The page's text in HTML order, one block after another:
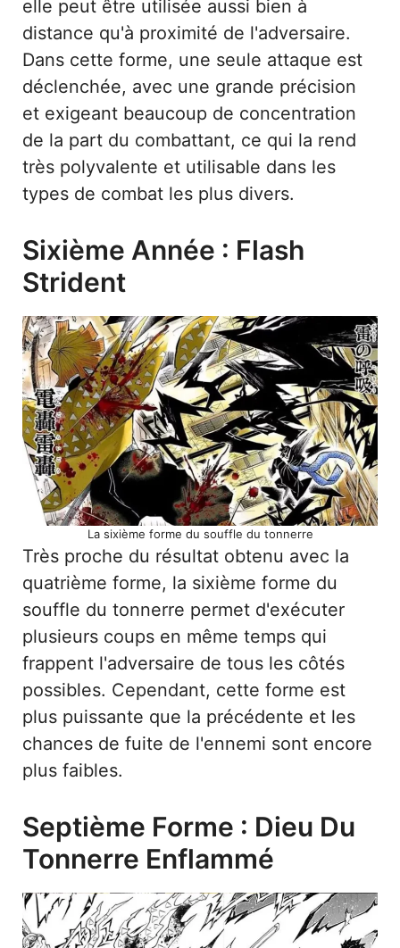
elle peut être utilisée aussi bien à
distance qu'à proximité de l'adversaire.
Dans cette forme, une seule attaque est
déclenchée, avec une grande précision
et exigeant beaucoup de concentration
de la part du combattant, ce qui la rend
très polyvalente et utilisable dans les
types de combat les plus divers.
Sixième Année : Flash
Strident
La sixième forme du souffle du tonnerre
Très proche du résultat obtenu avec la
quatrième forme, la sixième forme du
souffle du tonnerre permet d'exécuter
plusieurs coups en même temps qui
frappent l'adversaire de tous les côtés
possibles. Cependant, cette forme est
plus puissante que la précédente et les
chances de fuite de l'ennemi sont encore
plus faibles.
Septième Forme : Dieu Du
Tonnerre Enflammé